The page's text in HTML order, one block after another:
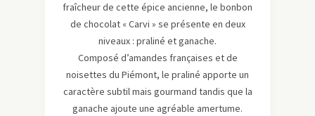
fraîcheur de cette épice ancienne, le bonbon
de chocolat « Carvi » se présente en deux
niveaux : praliné et ganache.
Composé d’amandes françaises et de
noisettes du Piémont, le praliné apporte un
caractère subtil mais gourmand tandis que la
ganache ajoute une agréable amertume.